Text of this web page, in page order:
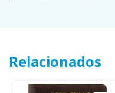
Relacionados